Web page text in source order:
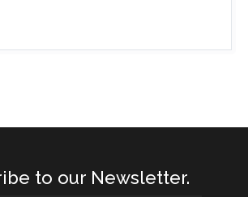
to our Newsletter.